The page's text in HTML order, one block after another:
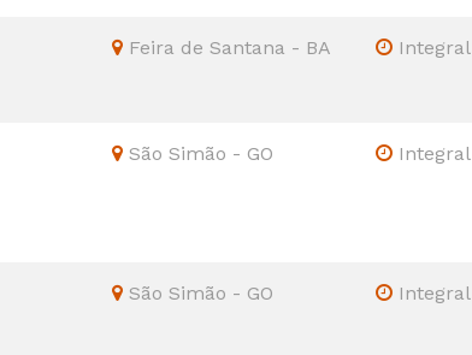
Feira de Santana - BA Integral
São Simão - GO Integral
São Simão - GO Integral